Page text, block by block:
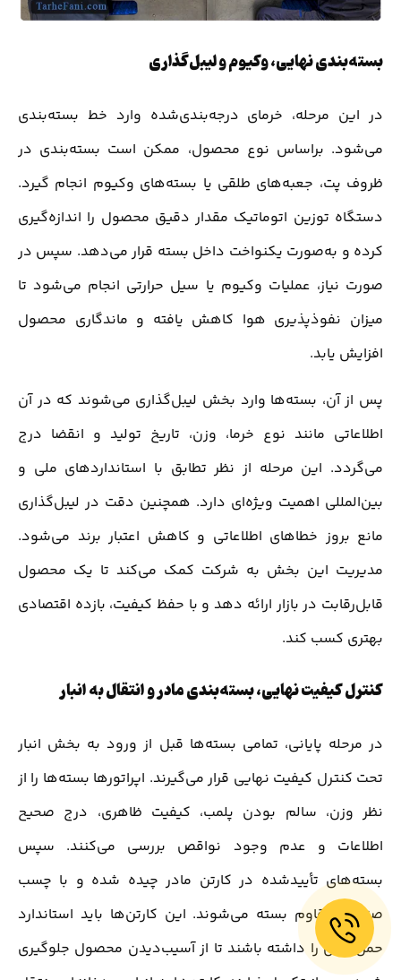
بسته‌بندی نهایی، وکیوم و لیبل‌گذاری
در این مرحله، خرمای درجه‌بندی‌شده وارد خط بسته‌بندی
می‌شود. براساس نوع محصول، ممکن است بسته‌بندی در
ظروف پت، جعبه‌های طلقی یا بسته‌های وکیوم انجام گیرد.
دستگاه توزین اتوماتیک مقدار دقیق محصول را اندازه‌گیری
کرده و به‌صورت یکنواخت داخل بسته قرار می‌دهد. سپس در
صورت نیاز، عملیات وکیوم یا سیل حرارتی انجام می‌شود تا
میزان نفوذپذیری هوا کاهش یافته و ماندگاری محصول
افزایش یابد.
پس از آن، بسته‌ها وارد بخش لیبل‌گذاری می‌شوند که در آن
اطلاعاتی مانند نوع خرما، وزن، تاریخ تولید و انقضا درج
می‌گردد. این مرحله از نظر تطابق با استانداردهای ملی و
بین‌المللی اهمیت ویژه‌ای دارد. همچنین دقت در لیبل‌گذاری
مانع بروز خطاهای اطلاعاتی و کاهش اعتبار برند می‌شود.
مدیریت این بخش به شرکت کمک می‌کند تا یک محصول
قابل‌رقابت در بازار ارائه دهد و با حفظ کیفیت، بازده اقتصادی
بهتری کسب کند.
کنترل کیفیت نهایی، بسته‌بندی مادر و انتقال به انبار
در مرحله پایانی، تمامی بسته‌ها قبل از ورود به بخش انبار
تحت کنترل کیفیت نهایی قرار می‌گیرند. اپراتورها بسته‌ها را از
نظر وزن، سالم بودن پلمب، کیفیت ظاهری، درج صحیح
اطلاعات و عدم وجود نواقص بررسی می‌کنند. سپس
بسته‌های تأییدشده در کارتن مادر چیده شده و با چسب
صنعتی مقاوم بسته می‌شوند. این کارتن‌ها باید استاندارد
حمل‌ونقل را داشته باشند تا از آسیب‌دیدن محصول جلوگیری